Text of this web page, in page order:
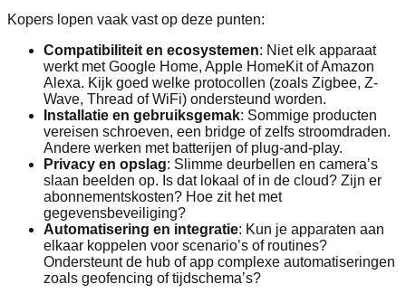
Kopers lopen vaak vast op deze punten:
Compatibiliteit en ecosystemen: Niet elk apparaat
werkt met Google Home, Apple HomeKit of Amazon
Alexa. Kijk goed welke protocollen (zoals Zigbee, Z-
Wave, Thread of WiFi) ondersteund worden.
Installatie en gebruiksgemak: Sommige producten
vereisen schroeven, een bridge of zelfs stroomdraden.
Andere werken met batterijen of plug-and-play.
Privacy en opslag: Slimme deurbellen en camera’s
slaan beelden op. Is dat lokaal of in de cloud? Zijn er
abonnementskosten? Hoe zit het met
gegevensbeveiliging?
Automatisering en integratie: Kun je apparaten aan
elkaar koppelen voor scenario’s of routines?
Ondersteunt de hub of app complexe automatiseringen
zoals geofencing of tijdschema’s?